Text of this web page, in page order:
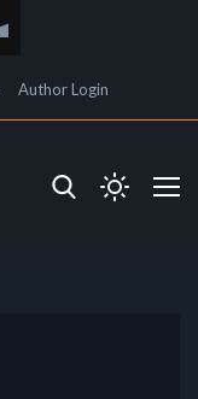
Author Login